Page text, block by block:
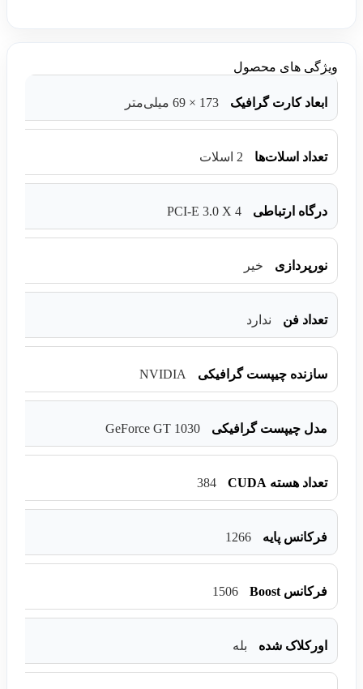
ویژگی های محصول
ابعاد کارت گرافیک 173 × 69 میلی‌متر
تعداد اسلات‌ها 2 اسلات
درگاه ارتباطی PCI-E 3.0 X 4
نورپردازی خیر
تعداد فن ندارد
سازنده چیپست گرافیکی NVIDIA
مدل چیپست گرافیکی GeForce GT 1030
تعداد هسته CUDA 384
فرکانس پایه 1266
فرکانس Boost 1506
اورکلاک شده بله